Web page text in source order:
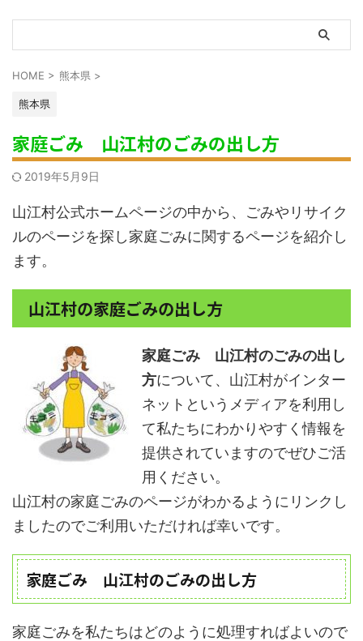
HOME > 熊本県 >
熊本県
家庭ごみ 山江村のごみの出し方
2019年5月9日
山江村公式ホームページの中から、ごみやリサイク
ルのページを探し家庭ごみに関するページを紹介し
ます。
山江村の家庭ごみの出し方
家庭ごみ 山江村のごみの出し
方について、山江村がインター
ネットというメディアを利用し
て私たちにわかりやすく情報を
提供されていますのでぜひご活
用ください。
山江村の家庭ごみのページがわかるようにリンクし
ましたのでご利用いただければ幸いです。
家庭ごみ 山江村のごみの出し方
家庭ごみを私たちはどのように処理すればよいので